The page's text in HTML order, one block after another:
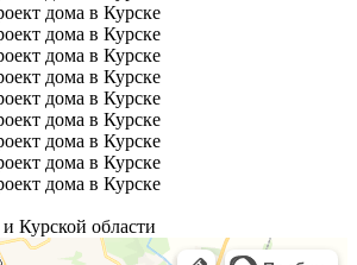
Курской области